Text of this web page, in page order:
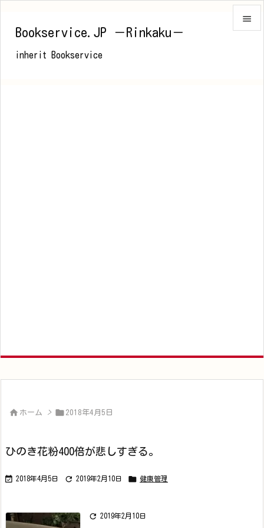
Bookservice.JP －Rinkaku－
inherit Bookservice

 ホーム >  2018年4月5日
ひのき花粉400倍が悲しすぎる。
 2018年4月5日  2019年2月10日  健康管理
 2019年2月10日